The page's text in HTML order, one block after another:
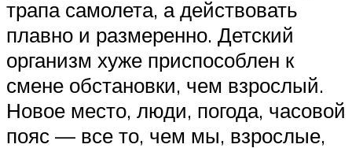
трапа самолета, а действовать
плавно и размеренно. Детский
организм хуже приспособлен к
смене обстановки, чем взрослый.
Новое место, люди, погода, часовой
пояс — все то, чем мы, взрослые,